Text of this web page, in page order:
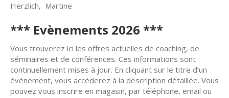
Herzlich, Martine
*** Evènements 2026 ***
Vous trouverez ici les offres actuelles de coaching, de
séminaires et de conférences. Ces informations sont
continuellement mises à jour. En cliquant sur le titre d’un
événement, vous accéderez à la description détaillée. Vous
pouvez vous inscrire en magasin, par téléphone, email ou